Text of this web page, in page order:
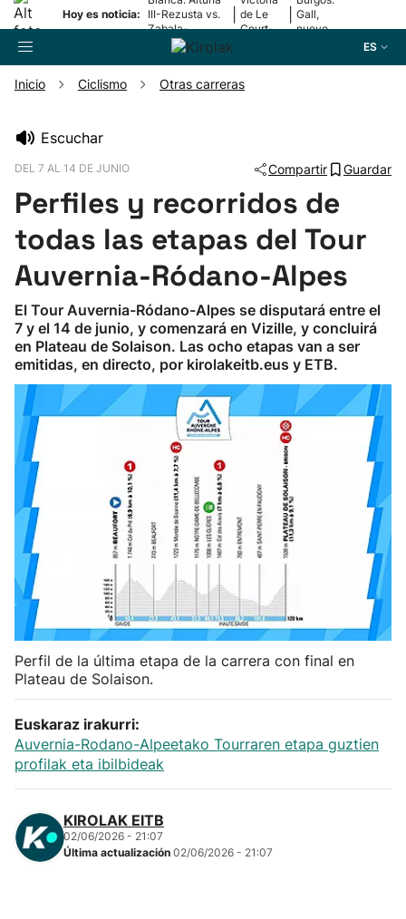
Hoy es noticia:
III-Rezusta vs.
Zabala-
Zabaleta
de Le
Court-
Gall,
nuevo
ES
Pelota
Remo
Baloncesto
Ciclismo
Herri-kirolak
Balonmano
Kirolak 360
Atletismo
Carreras de montaña
Más deportes
"Helmuga"
Inicio Ciclismo Otras carreras
Escuchar
DEL 7 AL 14 DE JUNIO Compartir Guardar
Perfiles y recorridos de
todas las etapas del Tour
Auvernia-Ródano-Alpes
El Tour Auvernia-Ródano-Alpes se disputará entre el
7 y el 14 de junio, y comenzará en Vizille, y concluirá
en Plateau de Solaison. Las ocho etapas van a ser
emitidas, en directo, por kirolakeitb.eus y ETB.
Perfil de la última etapa de la carrera con final en
Plateau de Solaison.
Euskaraz irakurri:
Auvernia-Rodano-Alpeetako Tourraren etapa guztien
profilak eta ibilbideak
KIROLAK EITB
02/06/2026 - 21:07
Última actualización 02/06/2026 - 21:07